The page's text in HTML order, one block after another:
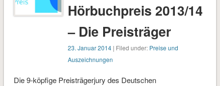
Hörbuchpreis 2013/14
– Die Preisträger
23. Januar 2014 | Filed under: Preise und
Auszeichnungen
Die 9-köpfige Preisträgerjury des Deutschen